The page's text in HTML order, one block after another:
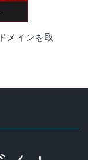
メインを取